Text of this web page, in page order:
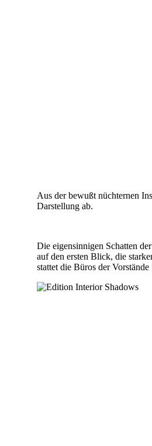
Aus der bewußt nüchternen
Darstellung ab.
Die eigensinnigen Schatten
auf den ersten Blick, die
stattet die Büros der